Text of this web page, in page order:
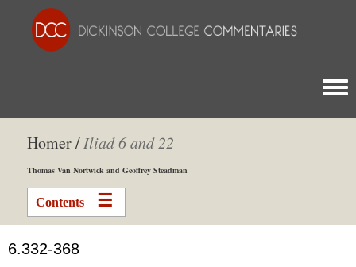
Homer /Iliad 6 and 22
Thomas Van Nortwick and Geoffrey Steadman
Contents
6.332-368